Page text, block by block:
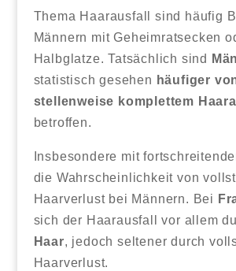
Thema Haarausfall sind häufig
Männern mit Geheimratsecken
Halbglatze. Tatsächlich sind
statistisch gesehen häufiger
stellenweise komplettem
betroffen.
Insbesondere mit
die Wahrscheinlichkeit von
Haarverlust bei Männern. Bei
sich der Haarausfall vor allem
Haar, jedoch seltener durch
Haarverlust.